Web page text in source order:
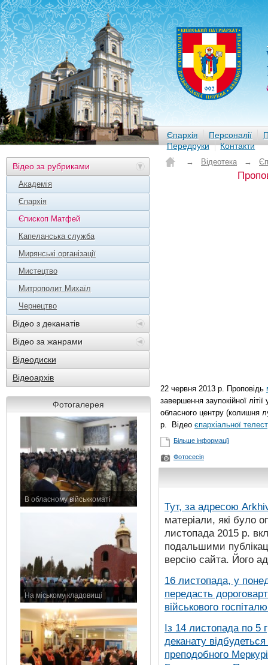
Єпархія Персоналії
Передруки
Контакти
Відео за рубриками
Академія
Єпархія
Єпископ Матфей
Капеланська служба
Мирянські організації
Мистецтво
Митрополит Михаїл
Чернецтво
Відео з деканатів
Відео за жанрами
Відеодиски
Відеоархів
Фотогалерея
В обласному військкоматі
На міському кладовищі
→ Відеотека →
22 червня 2013 р. Проповідь
завершення заупокійної
обласного центру (колишня
р. Відео єпархіальної
Більше інформації
Фотосесія
Тут, за адресою
матеріали, які було
листопада 2015 р.
подальшими
версію сайта. Його
16 листопада, у
передасть
військового
Із 14 листопада по 5
деканату
преподобного